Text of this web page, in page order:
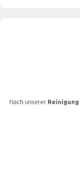
Nach unserer Reinigung